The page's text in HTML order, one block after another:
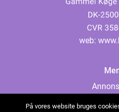
web:
På vores website bruges